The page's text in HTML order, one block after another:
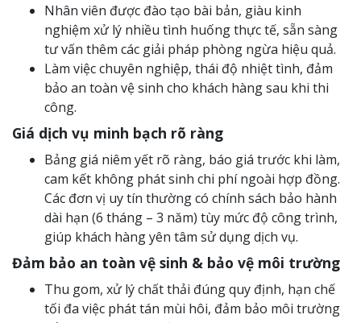
Nhân viên được đào tạo bài bản, giàu kinh
nghiệm xử lý nhiều tình huống thực tế, sẵn sàng
tư vấn thêm các giải pháp phòng ngừa hiệu quả.
Làm việc chuyên nghiệp, thái độ nhiệt tình, đảm
bảo an toàn vệ sinh cho khách hàng sau khi thi
công.
Giá dịch vụ minh bạch rõ ràng
Bảng giá niêm yết rõ ràng, báo giá trước khi làm,
cam kết không phát sinh chi phí ngoài hợp đồng.
Các đơn vị uy tín thường có chính sách bảo hành
dài hạn (6 tháng – 3 năm) tùy mức độ công trình,
giúp khách hàng yên tâm sử dụng dịch vụ.
Đảm bảo an toàn vệ sinh & bảo vệ môi trường
Thu gom, xử lý chất thải đúng quy định, hạn chế
tối đa việc phát tán mùi hôi, đảm bảo môi trường